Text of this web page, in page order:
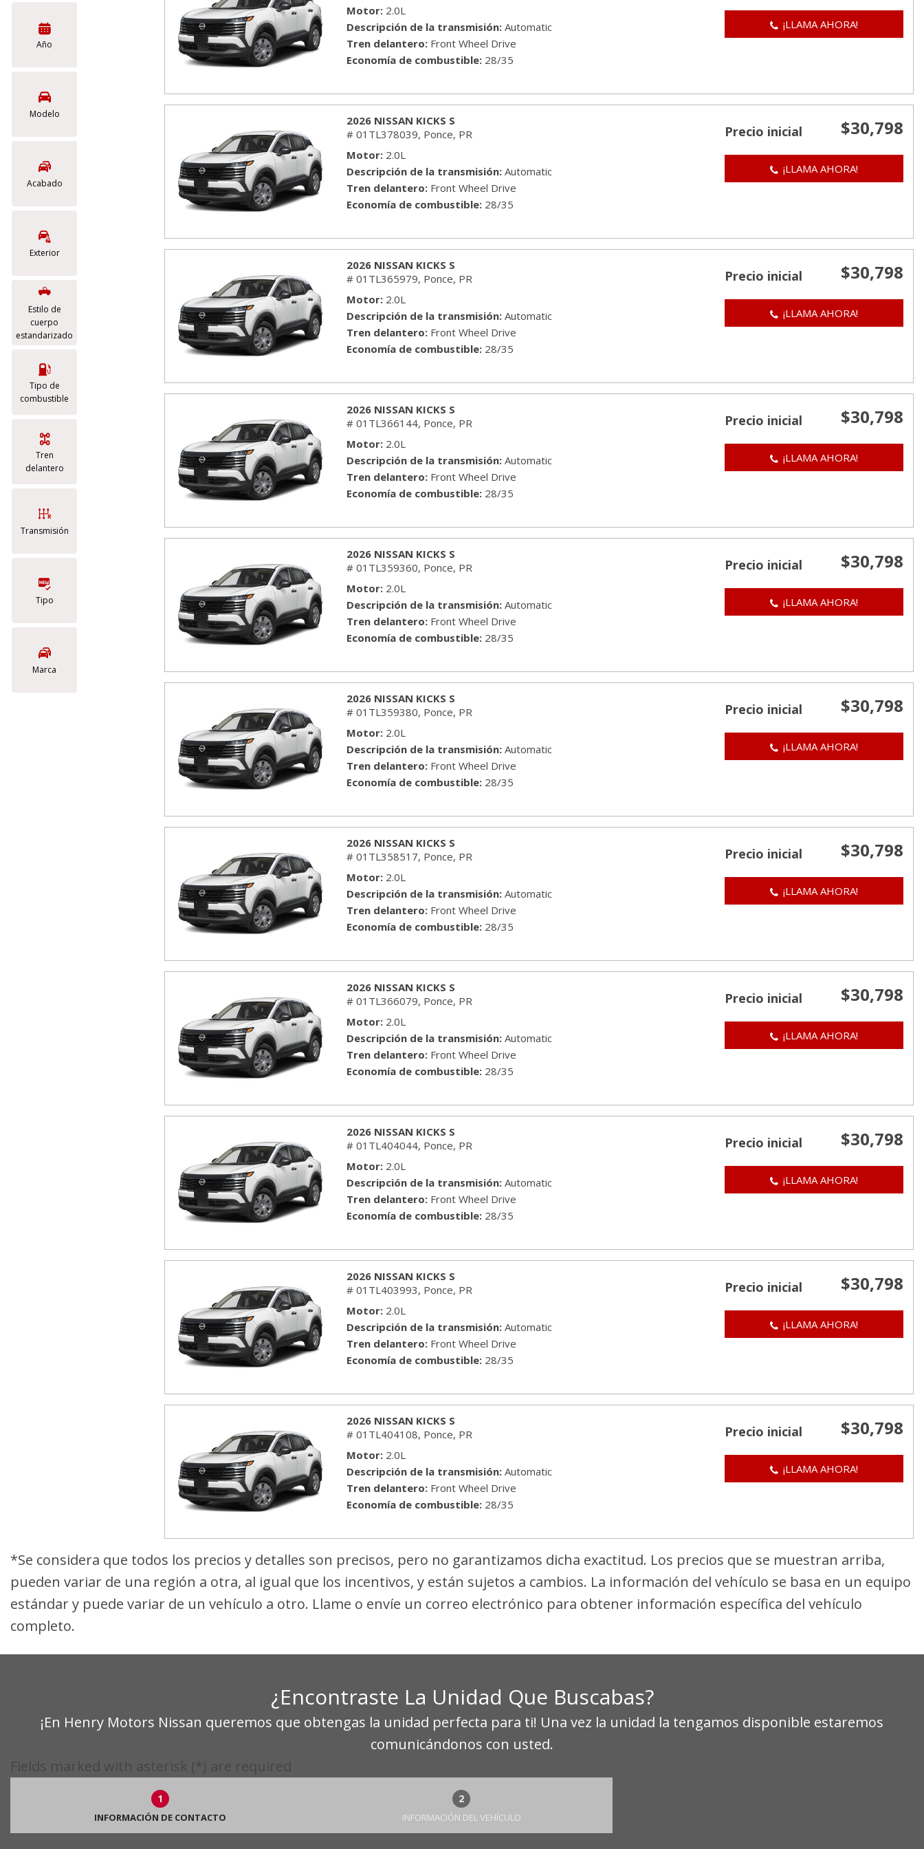
Híbridos & Eléctricos
GMC
[1]
[7]
HYUNDAI
[11]
JEEP
KIA
MITSUBISHI
[7]
NISSAN
TOYOTA
Año
Modelo
Acabado
Exterior
Estilo de
cuerpo
estandarizado
Tipo de
combustible
Tren
delantero
Transmisión
Tipo
Marca
Motor 2.0L
Descripción de la transmisión Automatic
Tren delantero Front Wheel Drive
Economía de combustible 28/35
¡LLAMA AHORA!
2026 NISSAN KICKS S
# 01TL378039, Ponce, PR
Motor 2.0L
Descripción de la transmisión Automatic
Tren delantero Front Wheel Drive
Economía de combustible 28/35
Precio inicial $30,798
¡LLAMA AHORA!
2026 NISSAN KICKS S
# 01TL365979, Ponce, PR
Motor 2.0L
Descripción de la transmisión Automatic
Tren delantero Front Wheel Drive
Economía de combustible 28/35
Precio inicial $30,798
¡LLAMA AHORA!
2026 NISSAN KICKS S
# 01TL366144, Ponce, PR
Motor 2.0L
Descripción de la transmisión Automatic
Tren delantero Front Wheel Drive
Economía de combustible 28/35
Precio inicial $30,798
¡LLAMA AHORA!
2026 NISSAN KICKS S
# 01TL359360, Ponce, PR
Motor 2.0L
Descripción de la transmisión Automatic
Tren delantero Front Wheel Drive
Economía de combustible 28/35
Precio inicial $30,798
¡LLAMA AHORA!
2026 NISSAN KICKS S
# 01TL359380, Ponce, PR
Motor 2.0L
Descripción de la transmisión Automatic
Tren delantero Front Wheel Drive
Economía de combustible 28/35
Precio inicial $30,798
¡LLAMA AHORA!
2026 NISSAN KICKS S
# 01TL358517, Ponce, PR
Motor 2.0L
Descripción de la transmisión Automatic
Tren delantero Front Wheel Drive
Economía de combustible 28/35
Precio inicial $30,798
¡LLAMA AHORA!
2026 NISSAN KICKS S
# 01TL366079, Ponce, PR
Motor 2.0L
Descripción de la transmisión Automatic
Tren delantero Front Wheel Drive
Economía de combustible 28/35
Precio inicial $30,798
¡LLAMA AHORA!
2026 NISSAN KICKS S
# 01TL404044, Ponce, PR
Motor 2.0L
Descripción de la transmisión Automatic
Tren delantero Front Wheel Drive
Economía de combustible 28/35
Precio inicial $30,798
¡LLAMA AHORA!
2026 NISSAN KICKS S
# 01TL403993, Ponce, PR
Motor 2.0L
Descripción de la transmisión Automatic
Tren delantero Front Wheel Drive
Economía de combustible 28/35
Precio inicial $30,798
¡LLAMA AHORA!
2026 NISSAN KICKS S
# 01TL404108, Ponce, PR
Motor 2.0L
Descripción de la transmisión Automatic
Tren delantero Front Wheel Drive
Economía de combustible 28/35
Precio inicial $30,798
¡LLAMA AHORA!
*Se considera que todos los precios y detalles son precisos, pero no garantizamos dicha exactitud. Los precios que se muestran arriba,
pueden variar de una región a otra, al igual que los incentivos, y están sujetos a cambios. La información del vehículo se basa en un equipo
estándar y puede variar de un vehículo a otro. Llame o envíe un correo electrónico para obtener información específica del vehículo
completo.
¿Encontraste La Unidad Que Buscabas?
¡En Henry Motors Nissan queremos que obtengas la unidad perfecta para ti! Una vez la unidad la tengamos disponible estaremos
comunicándonos con usted.
Fields marked with asterisk (*) are required
1
INFORMACIÓN DE CONTACTO
2
INFORMACIÓN DEL VEHÍCULO